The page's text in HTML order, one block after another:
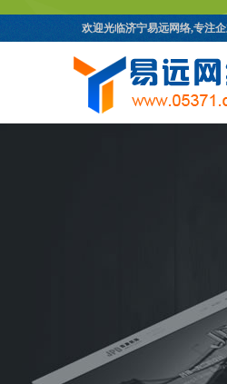
欢迎光临济宁易远网络,专注